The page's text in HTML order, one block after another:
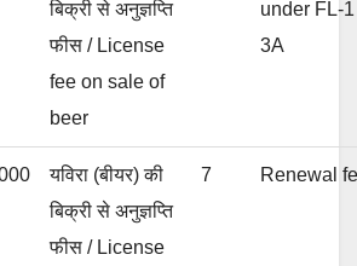
बिक्री से अनुज्ञप्ति
फीस / License
fee on sale of
beer
under FL-
3A
यविरा (बीयर) की
बिक्री से अनुज्ञप्ति
फीस / License
7 Renewal